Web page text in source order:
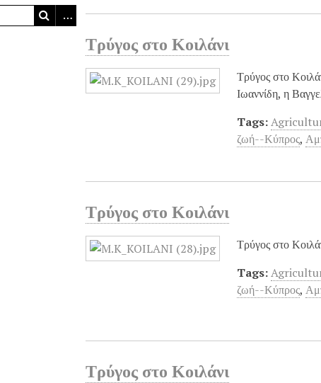
Τρύγος στο Κοιλάνι
Τρύγος στο
Ιωαννίδη, η
Tags:
ζωή--Κύπρος,
Τρύγος στο Κοιλάνι
Τρύγος στο
Tags:
ζωή--Κύπρος,
Τρύγος στο Κοιλάνι